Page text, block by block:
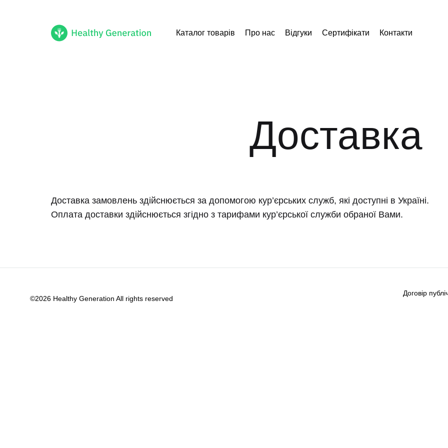
Каталог товарів Про нас Відгуки Сертифікати Контакти
Доставка
Доставка замовлень здійснюється за допомогою кур’єрських служб, які доступні в Україні.
Оплата доставки здійснюється згідно з тарифами кур’єрської служби обраної Вами.
©2026 Healthy Generation All rights reserved
Договір